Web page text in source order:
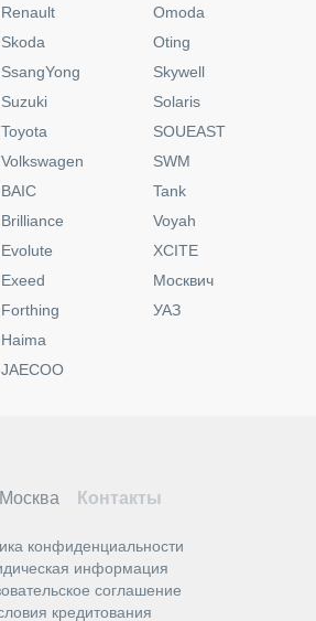
Renault
Skoda
SsangYong
Suzuki
Toyota
Volkswagen
BAIC
Brilliance
Evolute
Exeed
Forthing
Haima
JAECOO
Omoda
Oting
Skywell
Solaris
SOUEAST
SWM
Tank
Voyah
XCITE
Москвич
УАЗ
конфиденциальности
информация
соглашение
кредитования
Москва Контакты